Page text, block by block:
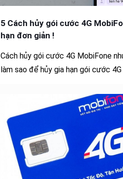
5 Cách hủy gói cước 4G
hạn đơn giản !
Cách hủy gói cước 4G MobiFone
làm sao để hủy gia hạn gói cước